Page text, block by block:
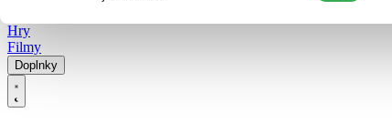
Hry
Filmy
Doplnky